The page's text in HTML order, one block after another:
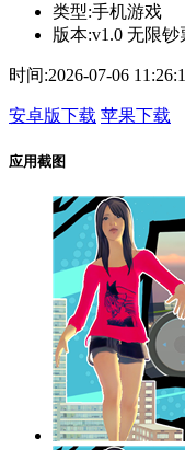
类型:手机游戏
版本:v1.0 无限钞
时间:2026-07-06
安卓版下载 苹果下载
应用截图